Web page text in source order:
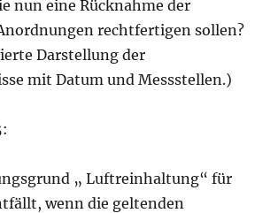
nun eine Rücknahme der
rechtfertigen sollen?
Darstellung der
mit Datum und Messstellen.)
„ Luftreinhaltung“ für
wenn die geltenden